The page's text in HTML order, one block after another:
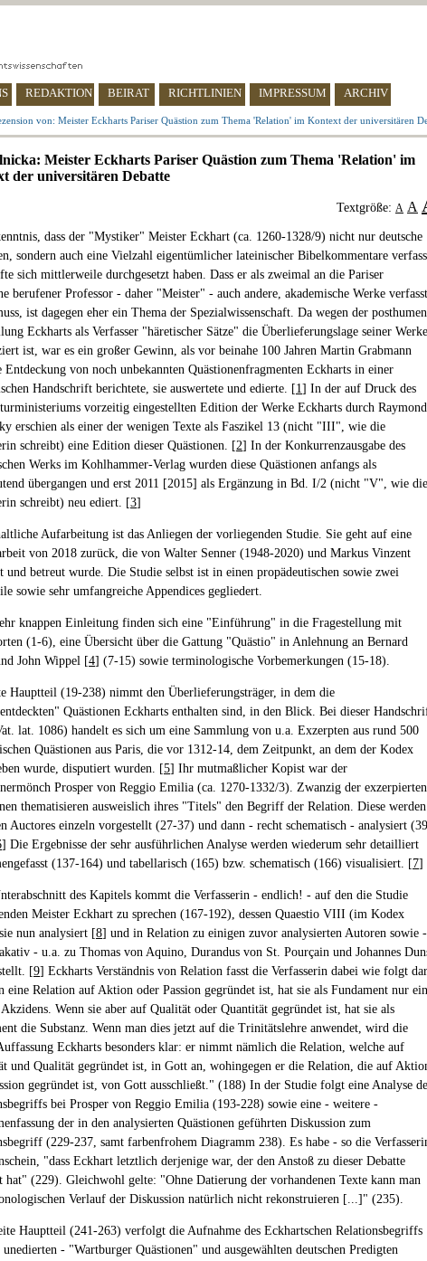
REDAKTION BEIRAT RICHTLINIEN IMPRESSUM ARCHIV
von: Meister Eckharts Pariser Quästion zum Thema 'Relation' im Kontext der universitären
Meister Eckharts Pariser Quästion zum Thema 'Relation' im
der universitären Debatte
Textgröße: A A
dass der "Mystiker" Meister Eckhart (ca. 1260-1328/9) nicht nur deutsche
sondern auch eine Vielzahl eigentümlicher lateinischer Bibelkommentare
sich mittlerweile durchgesetzt haben. Dass er als zweimal an die Pariser
berufener Professor - daher "Meister" - auch andere, akademische Werke verfasst
ist dagegen eher ein Thema der Spezialwissenschaft. Da wegen der posthumen
Eckharts als Verfasser "häretischer Sätze" die Überlieferungslage seiner Werke
ist, war es ein großer Gewinn, als vor beinahe 100 Jahren Martin Grabmann
Entdeckung von noch unbekannten Quästionenfragmenten Eckharts in einer
Handschrift berichtete, sie auswertete und edierte. [1] In der auf Druck des
vorzeitig eingestellten Edition der Werke Eckharts durch Raymond
erschien als einer der wenigen Texte als Faszikel 13 (nicht "III", wie die
schreibt) eine Edition dieser Quästionen. [2] In der Konkurrenzausgabe des
Werks im Kohlhammer-Verlag wurden diese Quästionen anfangs als
übergangen und erst 2011 [2015] als Ergänzung in Bd. I/2 (nicht "V", wie die
schreibt) neu ediert. [3]
Aufarbeitung ist das Anliegen der vorliegenden Studie. Sie geht auf eine
von 2018 zurück, die von Walter Senner (1948-2020) und Markus Vinzent
und betreut wurde. Die Studie selbst ist in einen propädeutischen sowie zwei
sowie sehr umfangreiche Appendices gegliedert.
knappen Einleitung finden sich eine "Einführung" in die Fragestellung mit
(1-6), eine Übersicht über die Gattung "Quästio" in Anlehnung an Bernard
John Wippel [4] (7-15) sowie terminologische Vorbemerkungen (15-18).
Hauptteil (19-238) nimmt den Überlieferungsträger, in dem die
Quästionen Eckharts enthalten sind, in den Blick. Bei dieser
lat. 1086) handelt es sich um eine Sammlung von u.a. Exzerpten aus rund 500
Quästionen aus Paris, die vor 1312-14, dem Zeitpunkt, an dem der Kodex
wurde, disputiert wurden. [5] Ihr mutmaßlicher Kopist war der
Prosper von Reggio Emilia (ca. 1270-1332/3). Zwanzig der exzerpierten
thematisieren ausweislich ihres "Titels" den Begriff der Relation. Diese werden
Auctores einzeln vorgestellt (27-37) und dann - recht schematisch - analysiert
] Die Ergebnisse der sehr ausführlichen Analyse werden wiederum sehr detailliert
(137-164) und tabellarisch (165) bzw. schematisch (166) visualisiert. [7]
des Kapitels kommt die Verfasserin - endlich! - auf den die Studie
Meister Eckhart zu sprechen (167-192), dessen Quaestio VIII (im Kodex
nun analysiert [8] und in Relation zu einigen zuvor analysierten Autoren sowie -
- u.a. zu Thomas von Aquino, Durandus von St. Pourçain und Johannes
[9] Eckharts Verständnis von Relation fasst die Verfasserin dabei wie folgt
eine Relation auf Aktion oder Passion gegründet ist, hat sie als Fundament nur ein
Akzidens. Wenn sie aber auf Qualität oder Quantität gegründet ist, hat sie als
die Substanz. Wenn man dies jetzt auf die Trinitätslehre anwendet, wird die
Eckharts besonders klar: er nimmt nämlich die Relation, welche auf
und Qualität gegründet ist, in Gott an, wohingegen er die Relation, die auf
gegründet ist, von Gott ausschließt." (188) In der Studie folgt eine Analyse
bei Prosper von Reggio Emilia (193-228) sowie eine - weitere -
der in den analysierten Quästionen geführten Diskussion zum
(229-237, samt farbenfrohem Diagramm 238). Es habe - so die
"dass Eckhart letztlich derjenige war, der den Anstoß zu dieser Debatte
hat" (229). Gleichwohl gelte: "Ohne Datierung der vorhandenen Texte kann man
Verlauf der Diskussion natürlich nicht rekonstruieren [...]" (235).
Hauptteil (241-263) verfolgt die Aufnahme des Eckhartschen Relationsbegriffs
- "Wartburger Quästionen" und ausgewählten deutschen Predigten